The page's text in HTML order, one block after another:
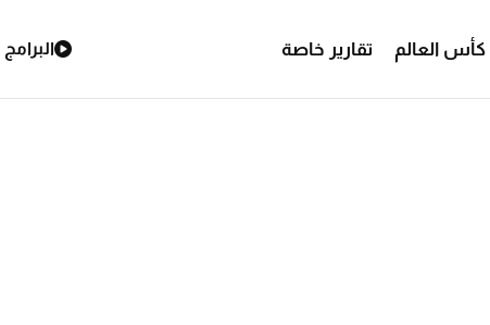
كأس العالم تقارير خاصة البرامج